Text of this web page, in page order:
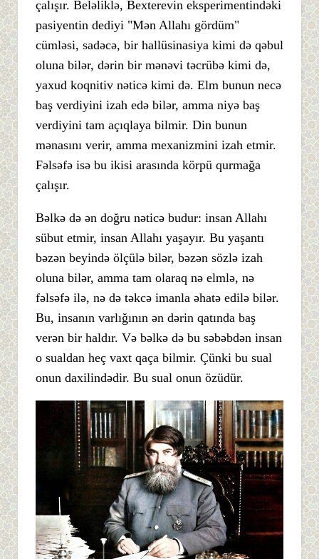
çalışır. Beləliklə, Bexterevin eksperimentindəki
pasiyentin dediyi "Mən Allahı gördüm"
cümləsi, sadəcə, bir hallüsinasiya kimi də qəbul
oluna bilər, dərin bir mənəvi təcrübə kimi də,
yaxud koqnitiv nəticə kimi də. Elm bunun necə
baş verdiyini izah edə bilər, amma niyə baş
verdiyini tam açıqlaya bilmir. Din bunun
mənasını verir, amma mexanizmini izah etmir.
Fəlsəfə isə bu ikisi arasında körpü qurmağa
çalışır.
Bəlkə də ən doğru nəticə budur: insan Allahı
sübut etmir, insan Allahı yaşayır. Bu yaşantı
bəzən beyində ölçülə bilər, bəzən sözlə izah
oluna bilər, amma tam olaraq nə elmlə, nə
fəlsəfə ilə, nə də təkcə imanla əhatə edilə bilər.
Bu, insanın varlığının ən dərin qatında baş
verən bir haldır. Və bəlkə də bu səbəbdən insan
o sualdan heç vaxt qaça bilmir. Çünki bu sual
onun daxilindədir. Bu sual onun özüdür.